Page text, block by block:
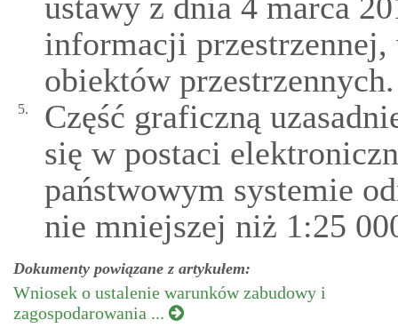
informacji
obiektów przestrzennych.
5.
Część graficzną
się w postaci
państwowym systemie
nie mniejszej niż 1:25
Dokumenty powiązane z artykułem:
Wniosek o ustalenie warunków zabudowy i
zagospodarowania ...